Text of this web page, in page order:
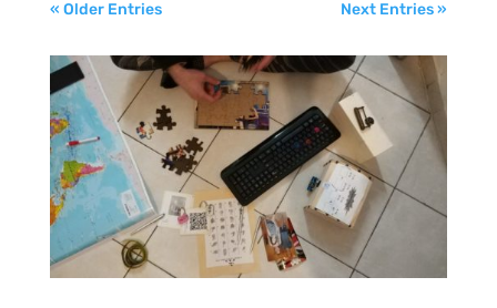
« Older Entries Next Entries »